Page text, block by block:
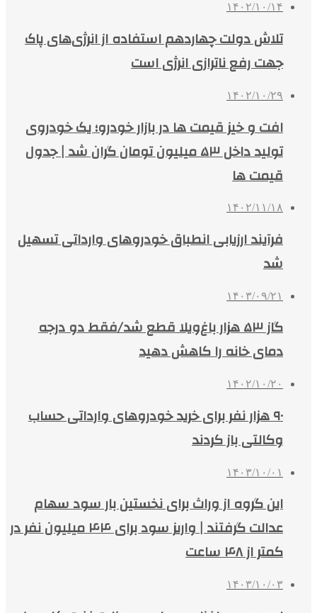
۱۴۰۲/۱۰/۱۴
تلاش دولت چهاردهم استفاده از انرژی‌های پاک
جهت رفع ناترازی انرژی است
۱۴۰۲/۱۰/۲۹
افت و خیز قیمت ها در بازار خودرو؛ یک خودروی
تولید داخل ۵۳ میلیون تومان گران شد | جدول
قیمت ها
۱۴۰۲/۱۱/۱۸
فرآیند ارزیابی انطباق خودروهای وارداتی تسهیل
شد
۱۴۰۳/۰۹/۲۱
گاز ۵۳ هزار باغ‌ویلا قطع شد/فقط دو درجه
دمای خانه را کاهش دهید
۱۴۰۲/۱۰/۲۰
۹۰ هزار نفر برای خرید خودروهای وارداتی حساب
وکالتی باز کردند
۱۴۰۳/۱۰/۰۱
این گروه از وراث برای نخستین بار سود سهام
عدالت گرفتند | واریز سود برای ۴۴ میلیون نفر در
کمتر از ۴۸ ساعت
۱۴۰۳/۱۰/۰۳